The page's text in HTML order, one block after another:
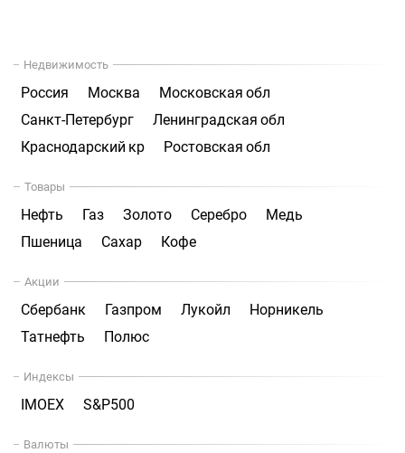
Недвижимость
Россия Москва
Московская обл
Санкт-Петербург
Ленинградская обл
Краснодарский кр
Ростовская обл
Товары
Нефть Газ Золото Серебро
Медь
Пшеница
Сахар Кофе
Акции
Сбербанк Газпром Лукойл
Норникель
Татнефть
Полюс
Индексы
IMOEX S&P500
Валюты